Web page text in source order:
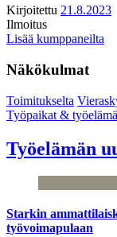
Kirjoitettu 21.8.2023
Ilmoitus
Lisää kumppaneilta
Näkökulmat
Toimitukselta
Työpaikat & työelämä
Työelämän
Starkin
työvoimapulaan